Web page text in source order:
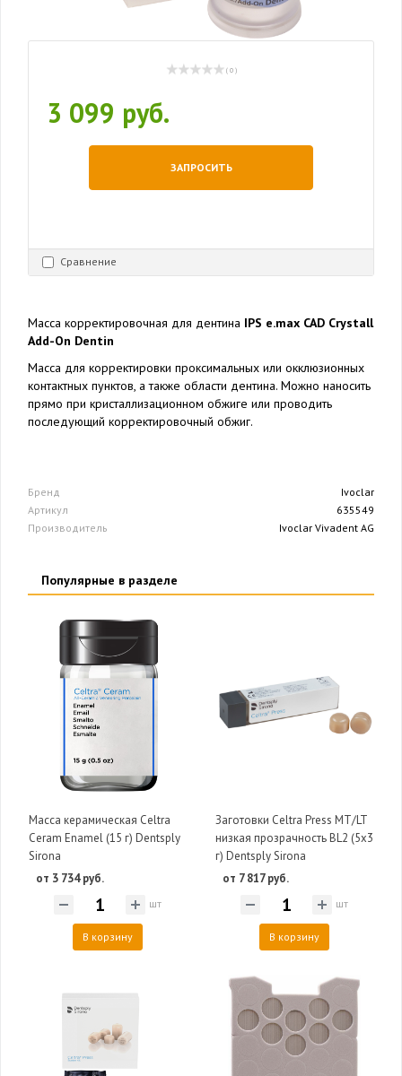
( 0 )
3 099 руб.
ЗАПРОСИТЬ
Сравнение
Масса корректировочная для дентина IPS e.max CAD Crystall
Add-On Dentin
Масса для корректировки проксимальных или окклюзионных
контактных пунктов, а также области дентина. Можно наносить
прямо при кристаллизационном обжиге или проводить
последующий корректировочный обжиг.
Бренд
Ivoclar
Артикул
635549
Производитель
Ivoclar Vivadent AG
Популярные в разделе
Масса керамическая Celtra
Ceram Enamel (15 г) Dentsply
Sirona
от 3 734 руб.
шт
В корзину
Заготовки Celtra Press MT/LT
низкая прозрачность BL2 (5х3
г) Dentsply Sirona
от 7 817 руб.
шт
В корзину